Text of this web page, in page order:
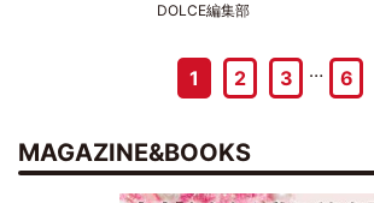
DOLCE編集部
1 2 3 … 6
MAGAZINE&BOOKS